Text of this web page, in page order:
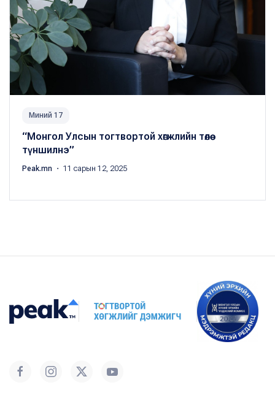
Миний 17
“Монгол Улсын тогтвортой хөгжлийн төлөө
түншилнэ”
Peak.mn ・ 11 сарын 12, 2025